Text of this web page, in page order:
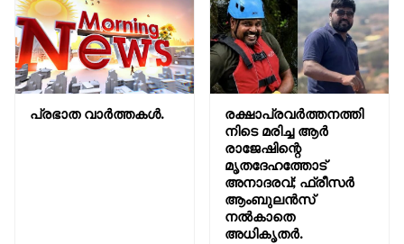
പ്രഭാത വാർത്തകൾ.
രക്ഷാപ്രവർത്തനത്തി
നിടെ മരിച്ച ആർ
രാജേഷിന്റെ
മൃതദേഹത്തോട്
അനാദരവ്; ഫ്രീസർ
ആംബുലൻസ്
നൽകാതെ
അധികൃതർ.